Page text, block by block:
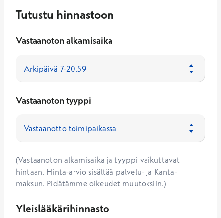
Tutustu hinnastoon
Vastaanoton alkamisaika
Vastaanoton tyyppi
(Vastaanoton alkamisaika ja tyyppi vaikuttavat
hintaan. Hinta-arvio sisältää palvelu- ja Kanta-
maksun. Pidätämme oikeudet muutoksiin.)
Yleislääkärihinnasto